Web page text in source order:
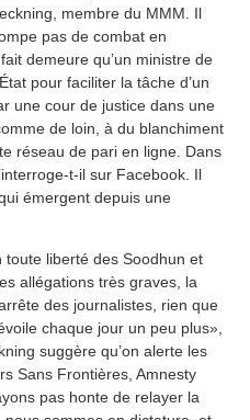
membre du MMM. Il
pas de combat en
demeure qu’un ministre de
pour faciliter la tâche d’un
une cour de justice dans une
de loin, à du blanchiment
réseau de pari en ligne. Dans
t-il sur Facebook. Il
émergent depuis une
liberté des Soodhun et
allégations très graves, la
des journalistes, rien que
chaque jour un peu plus»,
suggère qu’on alerte les
Sans Frontières, Amnesty
pas honte de relayer la